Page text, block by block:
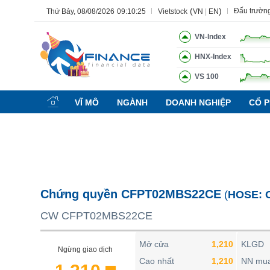
Thứ Bảy, 08/08/2026 09:10:25 Vietstock (VN EN) Đấu
VN-Index
HNX-Index
VS 100
VĨ MÔ NGÀNH DOANH NGHIỆP CỔ
Chứng quyền CFPT02MBS22CE (HOSE:
CW CFPT02MBS22CE
Ngừng giao dịch
Mở cửa
1,210
Cao nhất
1,210
KLGD
NN
Tính năng Ngành Mã chứng khoán Lãnh
BẤT ĐỘNG SẢN
TÀI CHÍNH
KINH TẾ